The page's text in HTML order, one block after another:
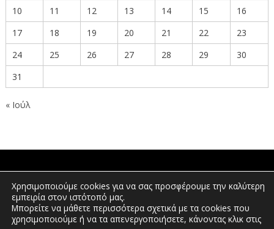
10
11 12 13 14 15
16
17
18 19 20 21 22
23
24
25 26 27 28 29
30
31
« Ιούλ
ΠΟΛΙΤΕΣ
Χρησιμοποιούμε cookies για να σας προσφέρουμε την καλύτερη
εμπειρία στον ιστότοπό μας.
Μπορείτε να μάθετε περισσότερα σχετικά με τα cookies που
χρησιμοποιούμε ή να τα απενεργοποιήσετε, κάνοντας κλικ στις